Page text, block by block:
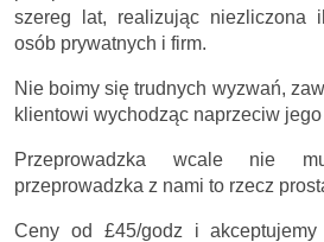
szereg lat, realizując niezliczona
osób prywatnych i firm.
Nie boimy się trudnych wyzwań,
klientowi wychodząc naprzeciw
Przeprowadzka wcale nie
przeprowadzka z nami to rzecz
Ceny od £45/godz i akceptujemy